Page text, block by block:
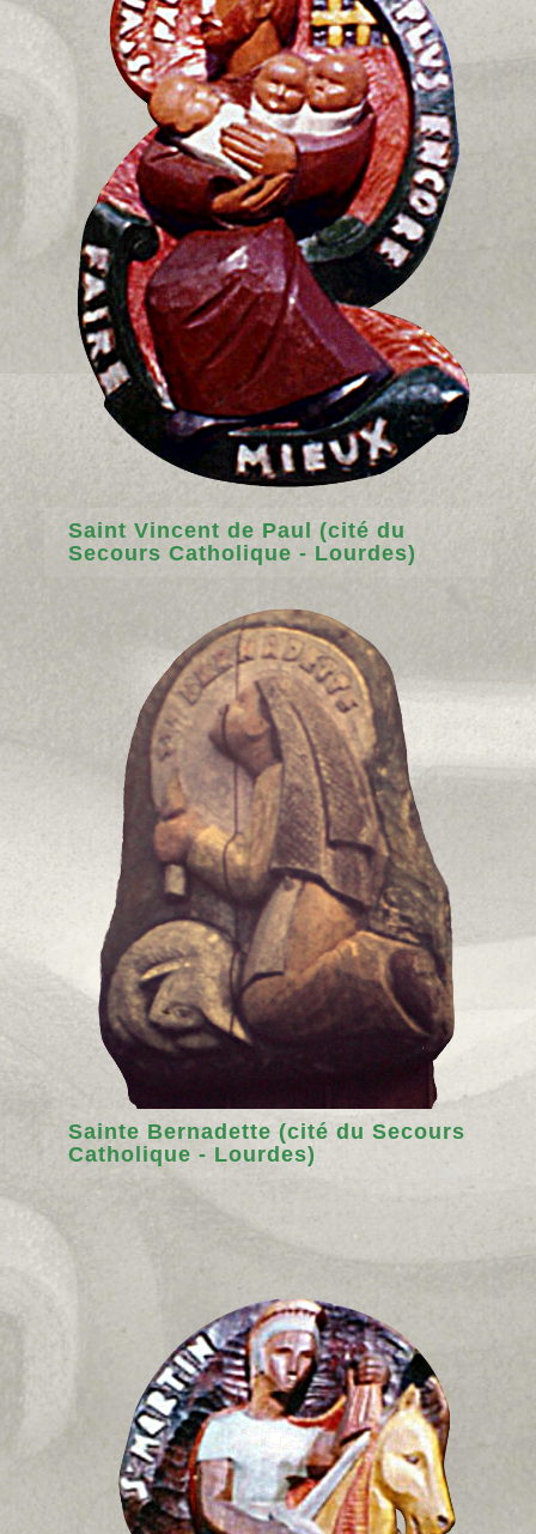
Saint Vincent de Paul (cité du
Secours Catholique - Lourdes)
Sainte Bernadette (cité du Secours
Catholique - Lourdes)